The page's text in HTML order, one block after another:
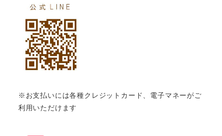
※お支払いには各種クレジットカード、電子マネーがご
利用いただけます